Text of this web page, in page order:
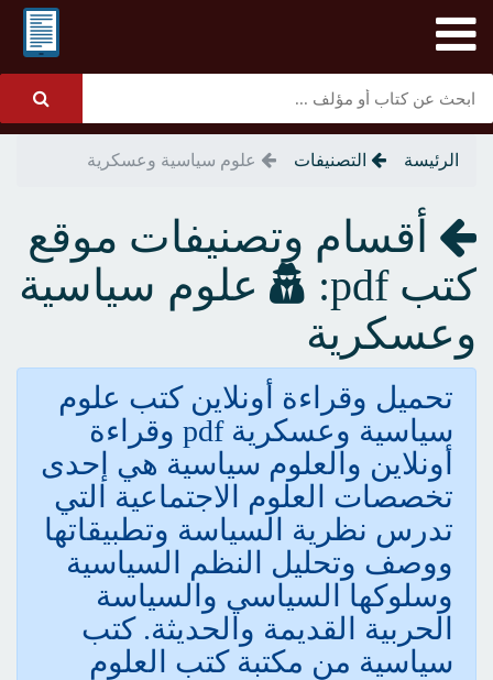
الرئيسة التصنيفات علوم سياسية وعسكرية
أقسام وتصنيفات موقع
كتب pdf:
علوم سياسية
وعسكرية
تحميل وقراءة أونلاين كتب علوم
سياسية وعسكرية pdf وقراءة
أونلاين والعلوم سياسية هي إحدى
تخصصات العلوم الاجتماعية التي
تدرس نظرية السياسة وتطبيقاتها
ووصف وتحليل النظم السياسية
وسلوكها السياسي والسياسة
الحربية القديمة والحديثة. كتب
سياسية من مكتبة كتب العلوم